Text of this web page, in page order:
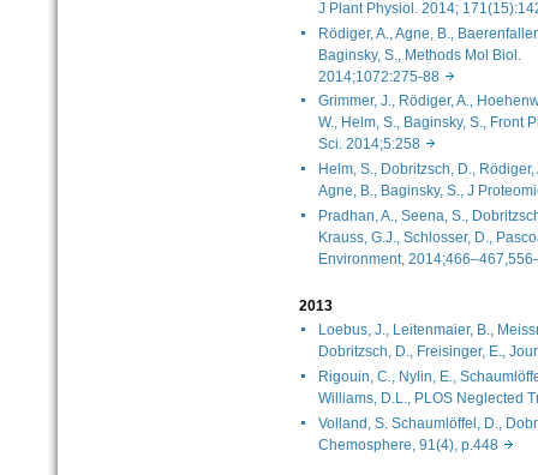
J Plant Physiol. 2014;
Rödiger, A., Agne, B.,
Baginsky, S., Methods Mol Biol.
2014;1072:275-88
Grimmer, J., Rödiger, A.,
W., Helm, S., Baginsky, S., Front
Sci. 2014;5:258
Helm, S., Dobritzsch, D., Rödiger,
Agne, B., Baginsky, S., J
Pradhan, A., Seena, S.,
Krauss, G.J., Schlosser, D.,
Environment,
2013
Loebus, J., Leitenmaier, B.,
Dobritzsch, D., Freisinger, E.,
Rigouin, C., Nylin, E.,
Williams, D.L., PLOS
Volland, S. Schaumlöffel, D.,
Chemosphere, 91(4), p.448